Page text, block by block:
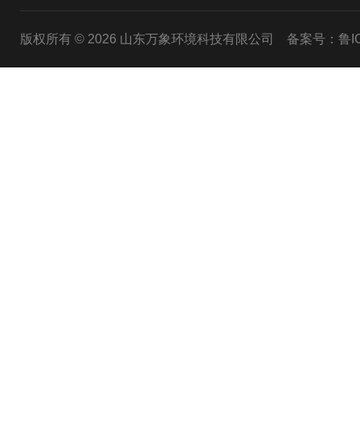
版权所有 © 2026 山东万象环境科技有限公司 备案号：鲁